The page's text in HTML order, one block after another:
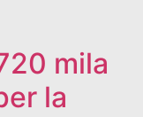
mila
la